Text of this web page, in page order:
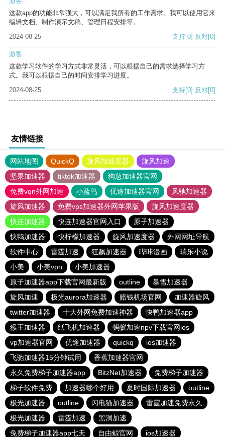
这款app的功能非常强大，可以满足我所有的工作需求。我可以使用它来
编辑文档、制作演示文稿、管理日程安排等。
2024-08-25
支持[0] 反对[0]
游客
这款学习软件的学习方式非常灵活，可以根据自己的需求选择学习方
式。我可以根据自己的时间安排学习进度。
2024-08-25
支持[0] 反对[0]
友情链接
网站地图 QuickQ 旋风加速度器
旋风加速
坚果加速器
tiktok加速器
狗急加速器官网
免费vqn外网加速
小蓝鸟 优途加速器官网
风驰加速器
旋风加速器
免费vps加速器外网苹果版
旋风加速度器
快连加速器
快连加速器官网入口
原子加速器
快鸭加速器
快柠檬加速器 旋风加速度器
外网网址导航
软件中心
雷霆加速 狂飙加速器 哔咔漫画
瑞乐小说
小美
小美vpn
小美加速器
原子加速器app下载官网最新版
outline
暴雪加速器
旋风加速
极光aurora加速器 赔钱机场官网
加速器旋风
twitter加速器
十大外网免费加速神器
快鸭加速器app
猴王加速器
纸飞机加速器
蚂蚁加速npv下载官网ios
vp加速器官网
优途加速器 quickq
ios加速器
飞驰加速器15分钟试用
香蕉加速器官网
永久免费梯子加速器app
BitzNet加速器
免费梯子加速器
梯子软件免费
加速器哪个好用 夏时国际加速器
outline
极光加速器
outline 闪电猫加速器
雷霆加速免费永久
极光加速器
雷霆加速
黑洞加速
免费梯子加速器app七天
自由鲸官网 ios加速器